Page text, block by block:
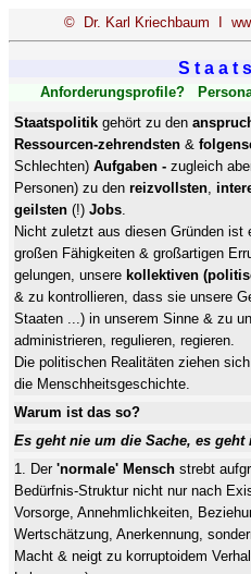
© Dr. Karl Kriechbaum I
S t a a t
Anforderungsprofile?
Staatspolitik gehört zu den
Ressourcen-zehrendsten &
Schlechten) Aufgaben - zugleich
Personen) zu den reizvollsten,
geilsten (!) Jobs.
Nicht zuletzt aus diesen Gründen
großen Fähigkeiten & großartigen
gelungen, unsere kollektiven
& zu kontrollieren, dass sie unsere
Staaten ...) in unserem Sinne & zu
administrieren, regulieren, regieren.
Die politischen Realitäten ziehen
die Menschheitsgeschichte.
Warum ist das so?
Es geht nie um die Sache, es
1. Der 'normale' Mensch strebt
Bedürfnis-Struktur nicht nur nach
Vorsorge, Annehmlichkeiten,
Wertschätzung, Anerkennung,
Macht & neigt zu korruptoidem